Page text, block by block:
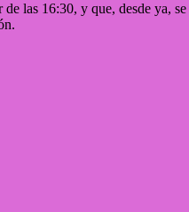
las 16:30, y que, desde ya,